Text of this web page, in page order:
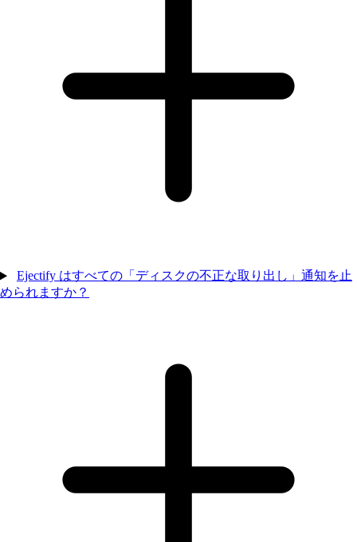
Ejectify はすべての「ディスクの不正な取り出し」通知を止
められますか？